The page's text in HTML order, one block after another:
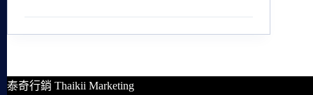
泰奇行銷 Thaikii Marketing